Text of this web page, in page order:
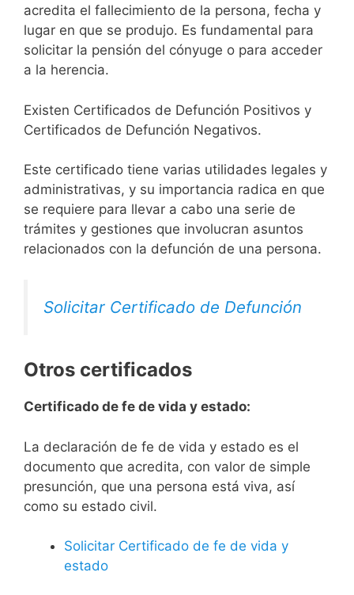
acredita el fallecimiento de la persona, fecha y
lugar en que se produjo. Es fundamental para
solicitar la pensión del cónyuge o para acceder
a la herencia.
Existen Certificados de Defunción Positivos y
Certificados de Defunción Negativos.
Este certificado tiene varias utilidades legales y
administrativas, y su importancia radica en que
se requiere para llevar a cabo una serie de
trámites y gestiones que involucran asuntos
relacionados con la defunción de una persona.
Solicitar Certificado de Defunción
Otros certificados
Certificado de fe de vida y estado:
La declaración de fe de vida y estado es el
documento que acredita, con valor de simple
presunción, que una persona está viva, así
como su estado civil.
Solicitar Certificado de fe de vida y
estado